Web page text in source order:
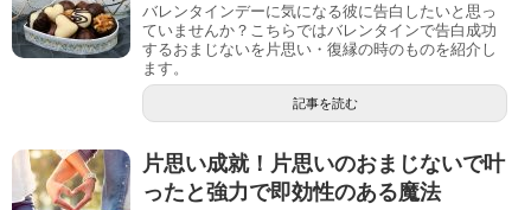
バレンタインデーに気になる彼に告白したいと思っ
ていませんか？こちらではバレンタインで告白成功
するおまじないを片思い・復縁の時のものを紹介し
ます。
記事を読む
片思い成就！片思いのおまじないで叶
ったと強力で即効性のある魔法